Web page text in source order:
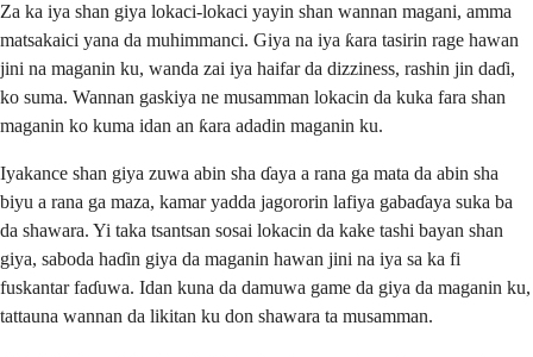
Za ka iya shan giya lokaci-lokaci yayin shan wannan magani, amma
matsakaici yana da muhimmanci. Giya na iya ƙara tasirin rage hawan
jini na maganin ku, wanda zai iya haifar da dizziness, rashin jin daɗi,
ko suma. Wannan gaskiya ne musamman lokacin da kuka fara shan
maganin ko kuma idan an ƙara adadin maganin ku.
Iyakance shan giya zuwa abin sha ɗaya a rana ga mata da abin sha
biyu a rana ga maza, kamar yadda jagororin lafiya gabaɗaya suka ba
da shawara. Yi taka tsantsan sosai lokacin da kake tashi bayan shan
giya, saboda haɗin giya da maganin hawan jini na iya sa ka fi
fuskantar faɗuwa. Idan kuna da damuwa game da giya da maganin ku,
tattauna wannan da likitan ku don shawara ta musamman.